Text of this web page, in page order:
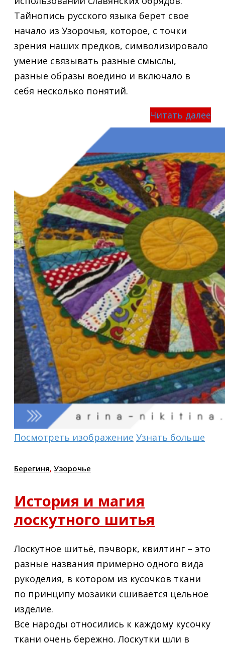
Тайнопись русского языка берет свое
начало из Узорочья, которое, с точки
зрения наших предков, символизировало
умение связывать разные смыслы,
разные образы воедино и включало в
себя несколько понятий.
Читать далее
Посмотреть изображение Узнать больше
Берегиня, Узорочье
История и магия
лоскутного шитья
Лоскутное шитьё, пэчворк, квилтинг – это
разные названия примерно одного вида
рукоделия, в котором из кусочков ткани
по принципу мозаики сшивается цельное
изделие.
Все народы относились к каждому кусочку
ткани очень бережно. Лоскутки шли в